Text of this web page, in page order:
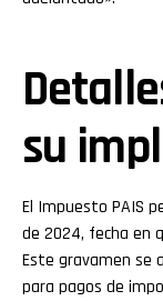
su
El Impuesto PAIS
de 2024, fecha en
Este gravamen se
para pagos de